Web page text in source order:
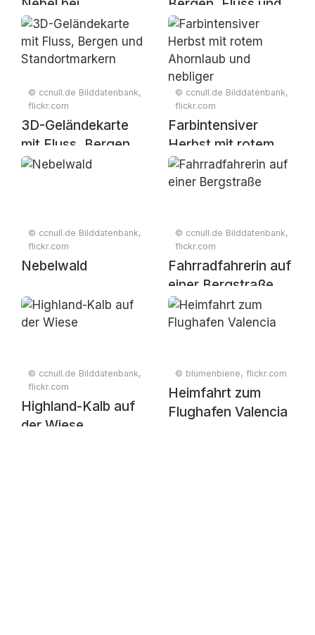
Nebel bei
Sonnenaufgang
Bergen, Fluss und
Standortmarkern
© ccnull.de Bilddatenbank,
flickr.com
3D-Geländekarte
mit Fluss, Bergen
und
© ccnull.de Bilddatenbank,
flickr.com
Farbintensiver
Herbst mit rotem
Ahornlaub und
nebliger
© ccnull.de Bilddatenbank,
flickr.com
Nebelwald
© ccnull.de Bilddatenbank,
flickr.com
Fahrradfahrerin auf
einer Bergstraße
© ccnull.de Bilddatenbank,
flickr.com
Highland-Kalb auf
der Wiese
© blumenbiene, flickr.com
Heimfahrt zum
Flughafen Valencia